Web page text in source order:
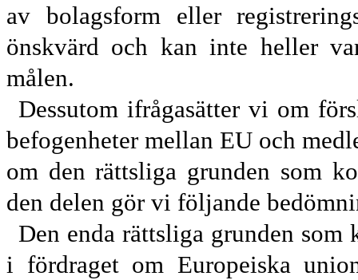
av bolagsform eller
önskvärd och kan inte heller
målen.
Dessutom ifrågasätter vi om
befogenheter mellan EU och
om den rättsliga grunden som
den delen gör vi följande
Den enda rättsliga grunden
i fördraget om Europeiska